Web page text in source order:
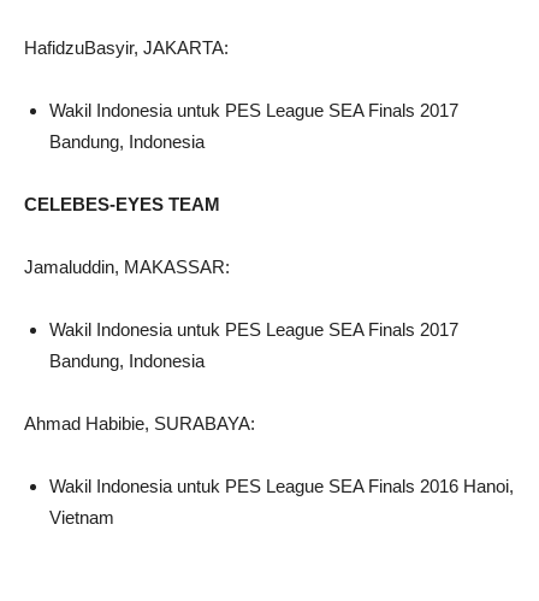
HafidzuBasyir, JAKARTA:
Wakil Indonesia untuk PES League SEA Finals 2017
Bandung, Indonesia
CELEBES-EYES TEAM
Jamaluddin, MAKASSAR:
Wakil Indonesia untuk PES League SEA Finals 2017
Bandung, Indonesia
Ahmad Habibie, SURABAYA:
Wakil Indonesia untuk PES League SEA Finals 2016 Hanoi,
Vietnam